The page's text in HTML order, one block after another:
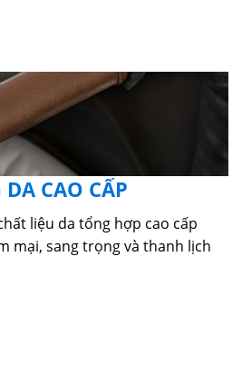
CAO CẤP
liệu da tổng hợp cao cấp
mại, sang trọng và thanh lịch